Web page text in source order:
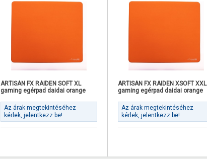
ARTISAN FX RAIDEN SOFT XL
gaming egérpad daidai orange
Az árak megtekintéséhez
kérlek, jelentkezz be!
ARTISAN FX RAIDEN XSOFT XXL
gaming egérpad daidai orange
Az árak megtekintéséhez
kérlek, jelentkezz be!